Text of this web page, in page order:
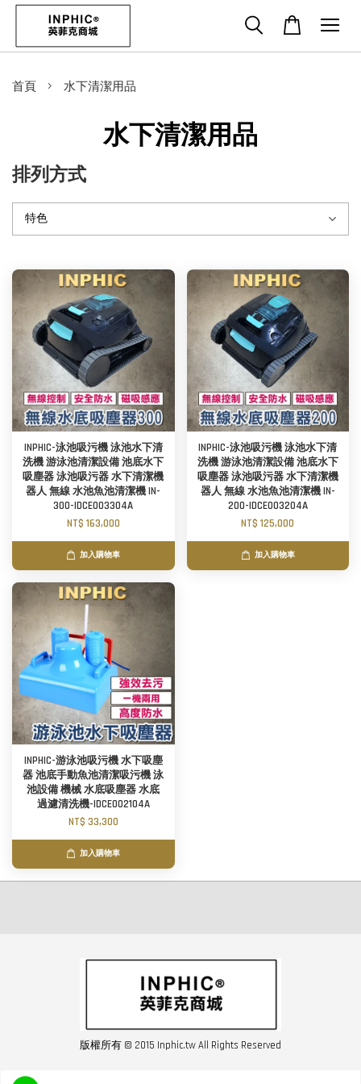
首頁 › 水下清潔用品
水下清潔用品
排列方式
INPHIC-泳池吸污機 泳池水下清
洗機 游泳池清潔設備 池底水下
吸塵器 泳池吸污器 水下清潔機
器人 無線 水池魚池清潔機 IN-
300-IDCE003304A
NT$ 163,000
加入購物車
INPHIC-泳池吸污機 泳池水下清
洗機 游泳池清潔設備 池底水下
吸塵器 泳池吸污器 水下清潔機
器人 無線 水池魚池清潔機 IN-
200-IDCE003204A
NT$ 125,000
加入購物車
INPHIC-游泳池吸污機 水下吸塵
器 池底手動魚池清潔吸污機 泳
池設備 機械 水底吸塵器 水底
過濾清洗機-IDCE002104A
NT$ 33,300
加入購物車
版權所有 © 2015 Inphic.tw All Rights Reserved